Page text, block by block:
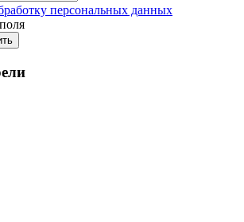
персональных данных